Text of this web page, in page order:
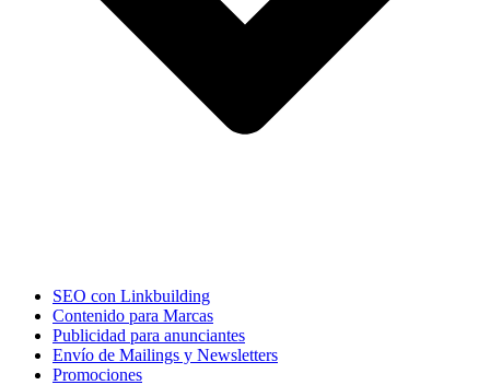
SEO con Linkbuilding
Contenido para Marcas
Publicidad para anunciantes
Envío de Mailings y Newsletters
Promociones